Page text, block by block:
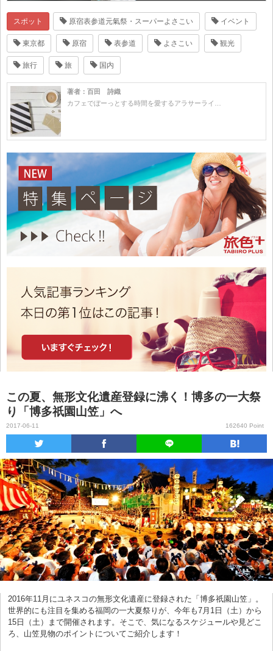
スポット 原宿表参道元氣祭・スーパーよさこい イベント
東京都 原宿 表参道 よさこい 観光
旅行 旅 国内
著者：百田 詩織
カフェでぼーっとする時間を愛するアラサーライ…
この夏、無形文化遺産登録に沸く！博多の一大祭
り「博多祇園山笠」へ
2017-06-11 162640 Point
2016年11月にユネスコの無形文化遺産に登録された「博多祇園山笠」。
世界的にも注目を集める福岡の一大夏祭りが、今年も7月1日（土）から
15日（土）まで開催されます。そこで、気になるスケジュールや見どこ
ろ、山笠見物のポイントについてご紹介します！